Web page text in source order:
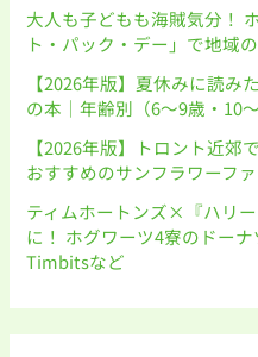
大人も子どもも海賊気分！
ト・パック・デー」で地域
【2026年版】夏休みに読み
の本｜年齢別（6〜9歳・10〜
【2026年版】トロント近郊
おすすめのサンフラワーフ
ティムホートンズ×『ハリ
に！ ホグワーツ4寮のドー
Timbitsなど